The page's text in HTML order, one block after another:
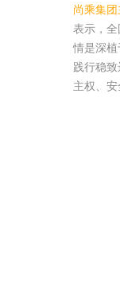
尚乘集
表示，
情是深
践行稳
主权、